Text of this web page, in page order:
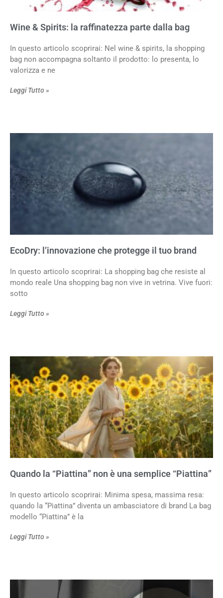
Wine & Spirits: la raffinatezza parte dalla bag
In questo articolo scoprirai: Nel wine & spirits, la shopping
bag non accompagna soltanto il prodotto: lo presenta, lo
valorizza e ne
Leggi Tutto »
EcoDry: l’innovazione che protegge il tuo brand
In questo articolo scoprirai: La shopping bag che resiste al
mondo reale Una shopping bag non vive in vetrina. Vive fuori:
sotto
Leggi Tutto »
Quando la “Piattina” non è una semplice “Piattina”
In questo articolo scoprirai: Minima spesa, massima resa:
quando la “Piattina” diventa un ambasciatore di brand La bag
modello “Piattina” è la
Leggi Tutto »